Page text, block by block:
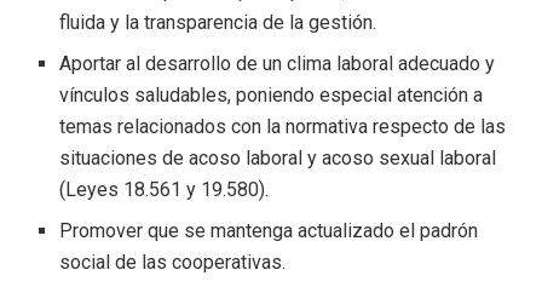
fluida y la transparencia de la gestión.
Aportar al desarrollo de un clima laboral adecuado y
vínculos saludables, poniendo especial atención a
temas relacionados con la normativa respecto de las
situaciones de acoso laboral y acoso sexual laboral
(Leyes 18.561 y 19.580).
Promover que se mantenga actualizado el padrón
social de las cooperativas.